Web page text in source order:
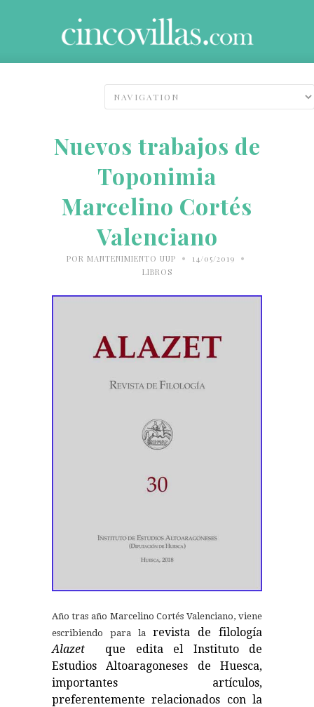
Nuevos trabajos de
Toponimia
Marcelino Cortés
Valenciano
POR MANTENIMIENTO UUP • 14/05/2019 •
LIBROS
Año tras año Marcelino Cortés Valenciano, viene
escribiendo para la revista de filología
Alazet que edita el Instituto de
Estudios Altoaragoneses de Huesca,
importantes artículos,
preferentemente relacionados con la